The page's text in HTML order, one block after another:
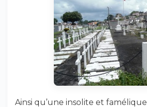
Ainsi qu’une insolite et